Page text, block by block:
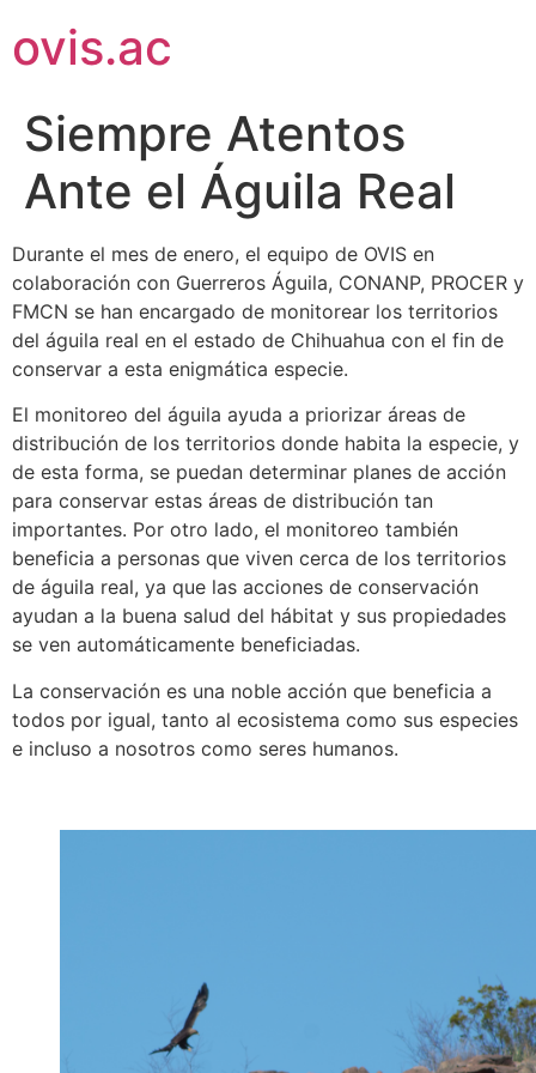
ovis.ac
Siempre Atentos
Ante el Águila Real
Durante el mes de enero, el equipo de OVIS en
colaboración con Guerreros Águila, CONANP, PROCER y
FMCN se han encargado de monitorear los territorios
del águila real en el estado de Chihuahua con el fin de
conservar a esta enigmática especie.
El monitoreo del águila ayuda a priorizar áreas de
distribución de los territorios donde habita la especie, y
de esta forma, se puedan determinar planes de acción
para conservar estas áreas de distribución tan
importantes. Por otro lado, el monitoreo también
beneficia a personas que viven cerca de los territorios
de águila real, ya que las acciones de conservación
ayudan a la buena salud del hábitat y sus propiedades
se ven automáticamente beneficiadas.
La conservación es una noble acción que beneficia a
todos por igual, tanto al ecosistema como sus especies
e incluso a nosotros como seres humanos.